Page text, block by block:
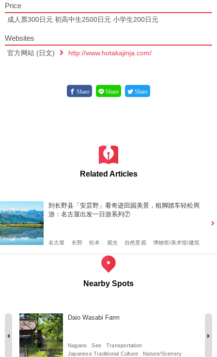
Price
成人票300日元 初高中生2500日元 小学生200日元
Websites
官方网站 (日文) http://www.hotakajinja.com/
Share Share Share
Related Articles
到长野县「安昙野」看奇迹田园美景，租脚踏车轻松周
游：名古屋出发一日游系列⑦
名古屋 长野 松本 观光 自然景观 博物馆/美术馆/建筑
Nearby Spots
Daio Wasabi Farm
Nagano See
Transportation
Japanese Traditional Culture
Nature/Scenery